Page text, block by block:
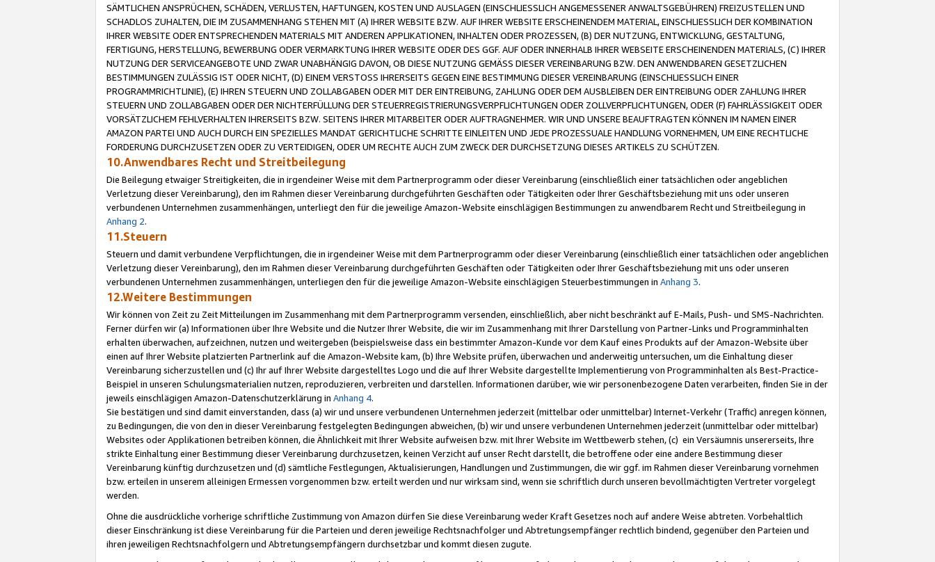
SÄMTLICHEN ANSPRÜCHEN, SCHÄDEN, VERLUSTEN, HAFTUNGEN, KOSTEN UND AUSLAGEN (EINSCHLIESSLICH ANGEMESSENER ANWALTSGEBÜHREN) FREIZUSTELLEN UND
SCHADLOS ZUHALTEN, DIE IM ZUSAMMENHANG STEHEN MIT (A) IHRER WEBSITE BZW. AUF IHRER WEBSITE ERSCHEINENDEM MATERIAL, EINSCHLIESSLICH DER KOMBINATION
IHRER WEBSITE ODER ENTSPRECHENDEN MATERIALS MIT ANDEREN APPLIKATIONEN, INHALTEN ODER PROZESSEN, (B) DER NUTZUNG, ENTWICKLUNG, GESTALTUNG,
FERTIGUNG, HERSTELLUNG, BEWERBUNG ODER VERMARKTUNG IHRER WEBSITE ODER DES GGF. AUF ODER INNERHALB IHRER WEBSEITE ERSCHEINENDEN MATERIALS, (C) IHRER
NUTZUNG DER SERVICEANGEBOTE UND ZWAR UNABHÄNGIG DAVON, OB DIESE NUTZUNG GEMÄSS DIESER VEREINBARUNG BZW. DEN ANWENDBAREN GESETZLICHEN
BESTIMMUNGEN ZULÄSSIG IST ODER NICHT, (D) EINEM VERSTOSS IHRERSEITS GEGEN EINE BESTIMMUNG DIESER VEREINBARUNG (EINSCHLIESSLICH EINER
PROGRAMMRICHTLINIE), (E) IHREN STEUERN UND ZOLLABGABEN ODER MIT DER EINTREIBUNG, ZAHLUNG ODER DEM AUSBLEIBEN DER EINTREIBUNG ODER ZAHLUNG IHRER
STEUERN UND ZOLLABGABEN ODER DER NICHTERFÜLLUNG DER STEUERREGISTRIERUNGSVERPFLICHTUNGEN ODER ZOLLVERPFLICHTUNGEN, ODER (F) FAHRLÄSSIGKEIT ODER
VORSÄTZLICHEM FEHLVERHALTEN IHRERSEITS BZW. SEITENS IHRER MITARBEITER ODER AUFTRAGNEHMER. WIR UND UNSERE BEAUFTRAGTEN KÖNNEN IM NAMEN EINER
AMAZON PARTEI UND AUCH DURCH EIN SPEZIELLES MANDAT GERICHTLICHE SCHRITTE EINLEITEN UND JEDE PROZESSUALE HANDLUNG VORNEHMEN, UM EINE RECHTLICHE
FORDERUNG DURCHZUSETZEN ODER ZU VERTEIDIGEN, ODER UM RECHTE AUCH ZUM ZWECK DER DURCHSETZUNG DIESES ARTIKELS ZU SCHÜTZEN.
10.Anwendbares Recht und Streitbeilegung
Die Beilegung etwaiger Streitigkeiten, die in irgendeiner Weise mit dem Partnerprogramm oder dieser Vereinbarung (einschließlich einer tatsächlichen oder angeblichen
Verletzung dieser Vereinbarung), den im Rahmen dieser Vereinbarung durchgeführten Geschäften oder Tätigkeiten oder Ihrer Geschäftsbeziehung mit uns oder unseren
verbundenen Unternehmen zusammenhängen, unterliegt den für die jeweilige Amazon-Website einschlägigen Bestimmungen zu anwendbarem Recht und Streitbeilegung in
Anhang 2.
11.Steuern
Steuern und damit verbundene Verpflichtungen, die in irgendeiner Weise mit dem Partnerprogramm oder dieser Vereinbarung (einschließlich einer tatsächlichen oder angeblichen
Verletzung dieser Vereinbarung), den im Rahmen dieser Vereinbarung durchgeführten Geschäften oder Tätigkeiten oder Ihrer Geschäftsbeziehung mit uns oder unseren
verbundenen Unternehmen zusammenhängen, unterliegen den für die jeweilige Amazon-Website einschlägigen Steuerbestimmungen in Anhang 3.
12.Weitere Bestimmungen
Wir können von Zeit zu Zeit Mitteilungen im Zusammenhang mit dem Partnerprogramm versenden, einschließlich, aber nicht beschränkt auf E-Mails, Push- und SMS-Nachrichten.
Ferner dürfen wir (a) Informationen über Ihre Website und die Nutzer Ihrer Website, die wir im Zusammenhang mit Ihrer Darstellung von Partner-Links und Programminhalten
erhalten überwachen, aufzeichnen, nutzen und weitergeben (beispielsweise dass ein bestimmter Amazon-Kunde vor dem Kauf eines Produkts auf der Amazon-Website über
einen auf Ihrer Website platzierten Partnerlink auf die Amazon-Website kam, (b) Ihre Website prüfen, überwachen und anderweitig untersuchen, um die Einhaltung dieser
Vereinbarung sicherzustellen und (c) Ihr auf Ihrer Website dargestelltes Logo und die auf Ihrer Website dargestellte Implementierung von Programminhalten als Best-Practice-
Beispiel in unseren Schulungsmaterialien nutzen, reproduzieren, verbreiten und darstellen. Informationen darüber, wie wir personenbezogene Daten verarbeiten, finden Sie in der
jeweils einschlägigen Amazon-Datenschutzerklärung in Anhang 4.
Sie bestätigen und sind damit einverstanden, dass (a) wir und unsere verbundenen Unternehmen jederzeit (mittelbar oder unmittelbar) Internet-Verkehr (Traffic) anregen können,
zu Bedingungen, die von den in dieser Vereinbarung festgelegten Bedingungen abweichen, (b) wir und unsere verbundenen Unternehmen jederzeit (unmittelbar oder mittelbar)
Websites oder Applikationen betreiben können, die Ähnlichkeit mit Ihrer Website aufweisen bzw. mit Ihrer Website im Wettbewerb stehen, (c) ein Versäumnis unsererseits, Ihre
strikte Einhaltung einer Bestimmung dieser Vereinbarung durchzusetzen, keinen Verzicht auf unser Recht darstellt, die betroffene oder eine andere Bestimmung dieser
Vereinbarung künftig durchzusetzen und (d) sämtliche Festlegungen, Aktualisierungen, Handlungen und Zustimmungen, die wir ggf. im Rahmen dieser Vereinbarung vornehmen
bzw. erteilen in unserem alleinigen Ermessen vorgenommen bzw. erteilt werden und nur wirksam sind, wenn sie schriftlich durch unseren bevollmächtigten Vertreter vorgelegt
werden.
Ohne die ausdrückliche vorherige schriftliche Zustimmung von Amazon dürfen Sie diese Vereinbarung weder Kraft Gesetzes noch auf andere Weise abtreten. Vorbehaltlich
dieser Einschränkung ist diese Vereinbarung für die Parteien und deren jeweilige Rechtsnachfolger und Abtretungsempfänger rechtlich bindend, gegenüber den Parteien und
ihren jeweiligen Rechtsnachfolgern und Abtretungsempfängern durchsetzbar und kommt diesen zugute.